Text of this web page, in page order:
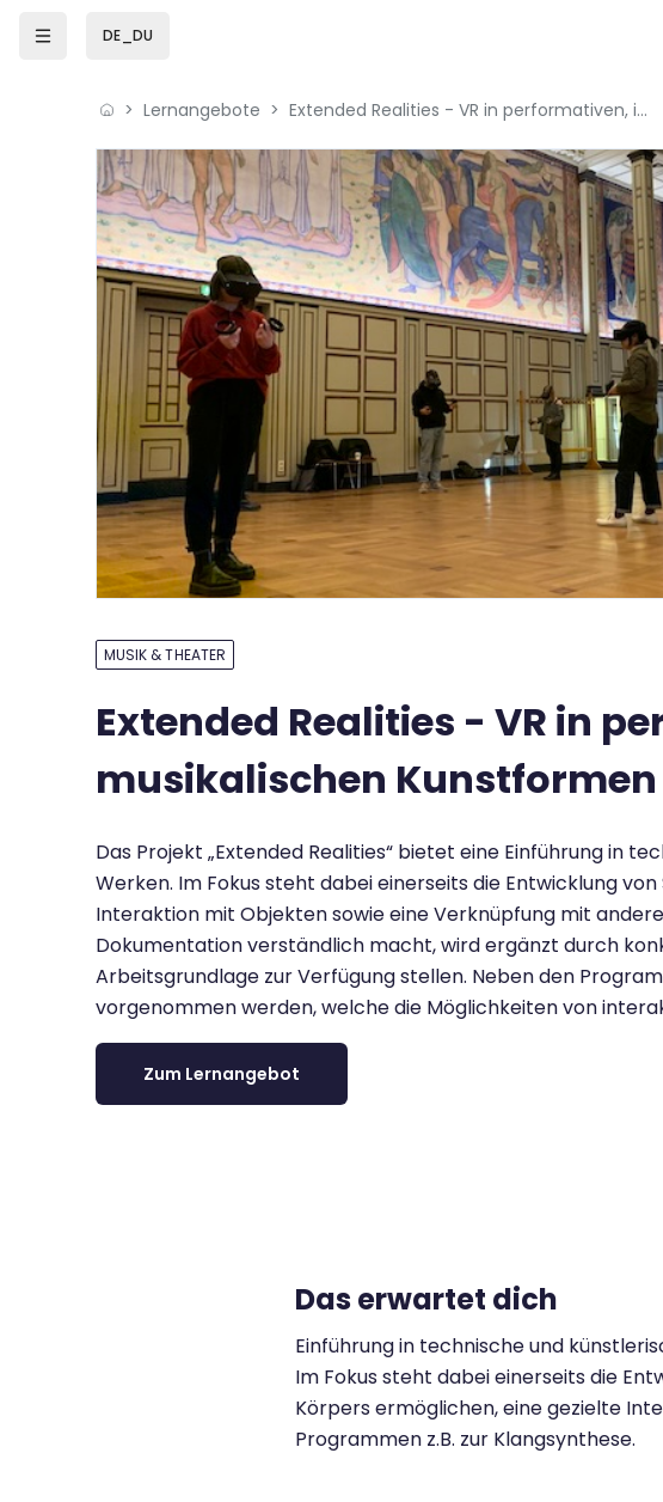
DE_DU
Lernangebote Extended Realities - VR in performativen, interaktiven und musikalischen Kunstformen
MUSIK & THEATER
Extended Realities - VR in
musikalischen Kunstformen
Das Projekt „Extended Realities“ bietet eine Einführung in
Werken. Im Fokus steht dabei einerseits die Entwicklung
Interaktion mit Objekten sowie eine Verknüpfung mit
Dokumentation verständlich macht, wird ergänzt durch
Arbeitsgrundlage zur Verfügung stellen. Neben den
vorgenommen werden, welche die Möglichkeiten von
Zum Lernangebot
Das erwartet dich
Einführung in technische und
Im Fokus steht dabei einerseits die
Körpers ermöglichen, eine gezielte
Programmen z.B. zur Klangsynthese.